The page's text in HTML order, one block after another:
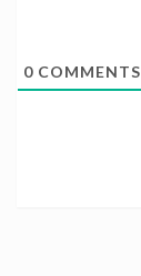
0 COMMENTS